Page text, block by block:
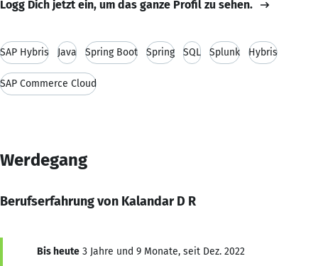
Logg Dich jetzt ein, um das ganze Profil zu sehen.
SAP Hybris Java Spring Boot Spring SQL Splunk Hybris
SAP Commerce Cloud
Werdegang
Berufserfahrung von Kalandar D R
Bis heute 3 Jahre und 9 Monate, seit Dez. 2022